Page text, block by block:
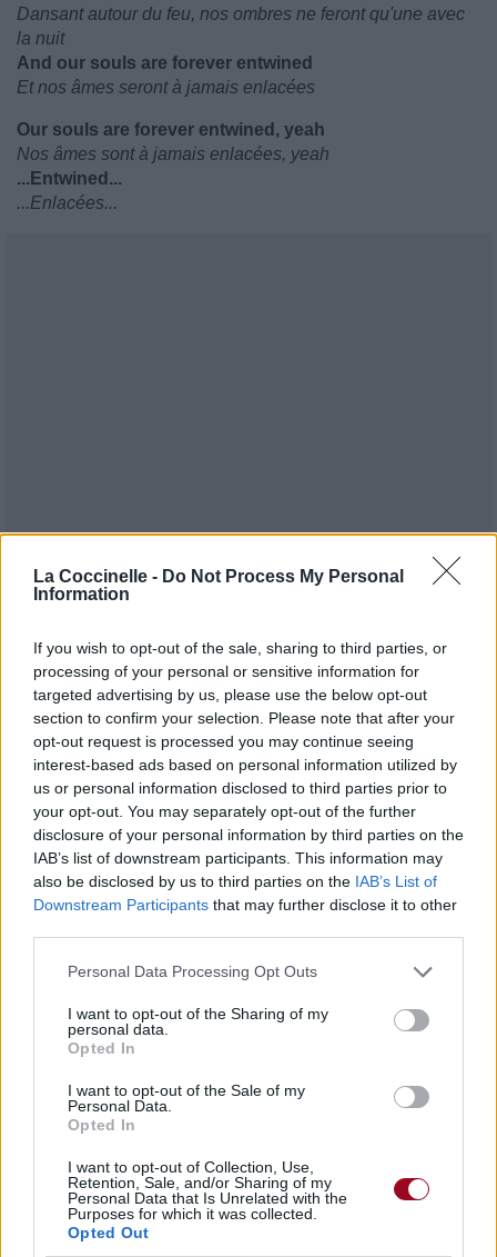
La Coccinelle - Do Not Process My Personal
Information
If you wish to opt-out of the sale, sharing to third parties, or
processing of your personal or sensitive information for
targeted advertising by us, please use the below opt-out
section to confirm your selection. Please note that after your
opt-out request is processed you may continue seeing
interest-based ads based on personal information utilized by
us or personal information disclosed to third parties prior to
your opt-out. You may separately opt-out of the further
disclosure of your personal information by third parties on the
IAB’s list of downstream participants. This information may
also be disclosed by us to third parties on the IAB’s List of
Downstream Participants that may further disclose it to other
Personal Data Processing Opt Outs
I want to opt-out of the Sharing of my
personal data.
Opted In
I want to opt-out of the Sale of my
Personal Data.
Opted In
I want to opt-out of Collection, Use,
Retention, Sale, and/or Sharing of my
Personal Data that Is Unrelated with the
Purposes for which it was collected.
Opted Out
Dansant autour du feu, nos ombres ne feront qu'une avec
la nuit
And our souls are forever entwined
Et nos âmes seront à jamais enlacées
Our souls are forever entwined, yeah
Nos âmes sont à jamais enlacées, yeah
...Entwined...
...Enlacées...
Publié parTigrex-Feu d'Hiver 93241 4 4 7 le 31 août
2021 à 6h49.
Chanteurs : Elvenking
Albums : Two Tragedy Poets (...and a
Caravan of Weird Figures)
Paroles + Traduction Téléchargement
Vidéos
Commentaires
Pour prolonger le plaisir musical :
Télécharger légalement les MP3 sur
Télécharger légalement les MP3 ou trouver le CD sur
Trouver des vinyles et des CD sur
Trouver un instrument de musique ou une partition au
meilleur prix sur